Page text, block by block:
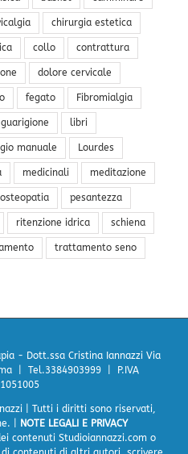
chirurgia estetica
collo contrattura
dolore cervicale
fegato Fibromialgia
guarigione libri
manuale Lourdes
medicinali meditazione
osteopatia pesantezza
ritenzione idrica schiena
trattamento seno
- Dott.ssa Cristina Iannazzi Via
| Tel.3384903999 | P.IVA
| Tutti i diritti sono riservati,
| NOTE LEGALI E PRIVACY
contenuti Studioiannazzi.com o